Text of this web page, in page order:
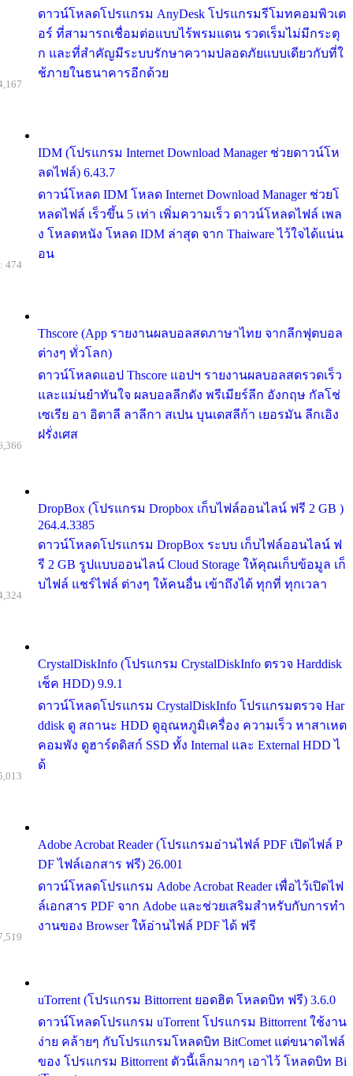
ดาวน์โหลดโปรแกรม AnyDesk โปรแกรมรีโมทคอมพิวเต
อร์ ที่สามารถเชื่อมต่อแบบไร้พรมแดน รวดเร็มไม่มีกระตุ
ก และที่สำคัญมีระบบรักษาความปลอดภัยแบบเดียวกับที่ใ
ช้ภายในธนาคารอีกด้วย
IDM (โปรแกรม Internet Download Manager ช่วยดาวน์โห
ลดไฟล์) 6.43.7
ดาวน์โหลด IDM โหลด Internet Download Manager ช่วยโ
หลดไฟล์ เร็วขึ้น 5 เท่า เพิ่มความเร็ว ดาวน์โหลดไฟล์ เพล
ง โหลดหนัง โหลด IDM ล่าสุด จาก Thaiware ไว้ใจได้แน่น
อน
Thscore (App รายงานผลบอลสดภาษาไทย จากลีกฟุตบอล
ต่างๆ ทั่วโลก)
ดาวน์โหลดแอป Thscore แอปฯ รายงานผลบอลสดรวดเร็ว
และแม่นยำทันใจ ผลบอลลีกดัง พรีเมียร์ลีก อังกฤษ กัลโช่
เซเรีย อา อิตาลี ลาลีกา สเปน บุนเดสลีก้า เยอรมัน ลีกเอิง
ฝรั่งเศส
474
DropBox (โปรแกรม Dropbox เก็บไฟล์ออนไลน์ ฟรี 2 GB )
264.4.3385
ดาวน์โหลดโปรแกรม DropBox ระบบ เก็บไฟล์ออนไลน์ ฟ
รี 2 GB รูปแบบออนไลน์ Cloud Storage ให้คุณเก็บข้อมูล เก็
บไฟล์ แชร์ไฟล์ ต่างๆ ให้คนอื่น เข้าถึงได้ ทุกที่ ทุกเวลา
CrystalDiskInfo (โปรแกรม CrystalDiskInfo ตรวจ Harddisk
เช็ค HDD) 9.9.1
ดาวน์โหลดโปรแกรม CrystalDiskInfo โปรแกรมตรวจ Har
ddisk ดู สถานะ HDD ดูอุณหภูมิเครื่อง ความเร็ว หาสาเหต
คอมพัง ดูฮาร์ดดิสก์ SSD ทั้ง Internal และ External HDD ไ
ด้
Adobe Acrobat Reader (โปรแกรมอ่านไฟล์ PDF เปิดไฟล์ P
DF ไฟล์เอกสาร ฟรี) 26.001
ดาวน์โหลดโปรแกรม Adobe Acrobat Reader เพื่อไว้เปิดไฟ
ล์เอกสาร PDF จาก Adobe และช่วยเสริมสำหรับกับการทำ
งานของ Browser ให้อ่านไฟล์ PDF ได้ ฟรี
uTorrent (โปรแกรม Bittorrent ยอดฮิต โหลดบิท ฟรี) 3.6.0
ดาวน์โหลดโปรแกรม uTorrent โปรแกรม Bittorrent ใช้งาน
ง่าย คล้ายๆ กับโปรแกรมโหลดบิท BitComet แต่ขนาดไฟล์
ของ โปรแกรม Bittorrent ตัวนี้เล็กมากๆ เอาไว้ โหลดบิท Bi